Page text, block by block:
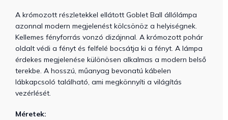
A krómozott részletekkel ellátott Goblet Ball állólámpa
azonnal modern megjelenést kölcsönöz a helyiségnek.
Kellemes fényforrás vonzó dizájnnal. A krómozott pohár
oldalt védi a fényt és felfelé bocsátja ki a fényt. A lámpa
érdekes megjelenése különösen alkalmas a modern belső
terekbe. A hosszú, műanyag bevonatú kábelen
lábkapcsoló található, ami megkönnyíti a világítás
vezérlését.
Méretek: